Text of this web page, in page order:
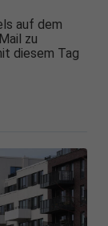
auf dem
zu
diesem Tag